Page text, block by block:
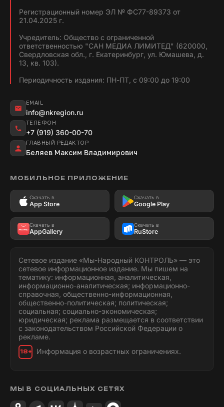
Регистрационный номер ЭЛ № ФС77-89373 от
21.04.2025 г.
Учредитель: Общество с ограниченной
ответственностью "САН МЕДИА ЛИМИТЕД" (620000,
Свердловская обл., г. Екатеринбург, ул. Юмашева, д.
13, кв. 103).
Периодичность издания: ПН-ПТ, с 09:00 до 19:00
EMAIL
info@nkregion.ru
ТЕЛЕФОН
+7 (919) 360-00-70
ГЛАВНЫЙ РЕДАКТОР
Беляев Максим Владимирович
МОБИЛЬНОЕ ПРИЛОЖЕНИЕ
Скачать в
App Store
Скачать в
Google Play
Скачать в
AppGallery
Скачать в
RuStore
Сетевое издание «Мы-Народный КОНТРОЛЬ» — это
сетевое информационное издание. Мы пишем на
тематику: информационная, аналитическая,
информационно-аналитическая; информационно-
справочная, общественно-информационная,
общественно-политическая; политическая;
социальная; социально-экономическая;
юридическая; реклама размещается в соответствии
с законодательством Российской Федерации о
рекламе.
18+ Информация о возрастных ограничениях.
МЫ В СОЦИАЛЬНЫХ СЕТЯХ